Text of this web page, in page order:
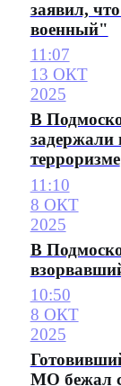
заявил,
военный"
11:07
13 ОКТ
2025
В
задержали
терроризме
11:10
8 ОКТ
2025
В
10:50
8 ОКТ
2025
МО бежал